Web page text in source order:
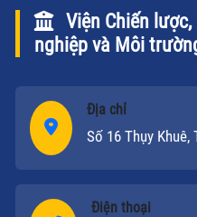
Viện Chiến
nghiệp và Môi
Địa chỉ
Số 16 Thụy Khuê,
Điện thoại